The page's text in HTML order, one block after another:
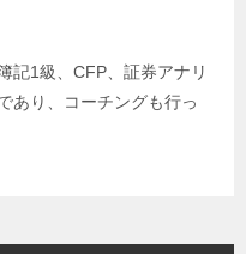
記1級、CFP、証券アナリ
あり、コーチングも行っ